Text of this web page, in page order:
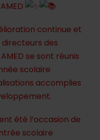
continue et
directeurs des
se sont réunis
scolaire
accomplies
été l’occasion de
scolaire